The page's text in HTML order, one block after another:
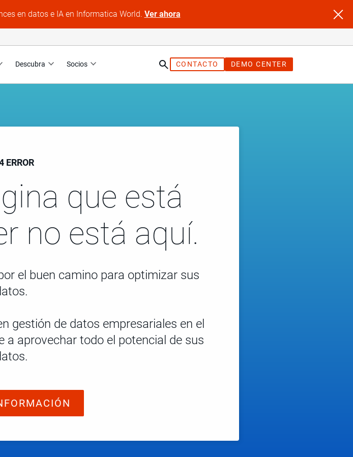
en datos e IA en Informatica World. Ver ahora
Descubra Socios CONTACTO DEMO CENTER
ERROR
que está
no está aquí.
el buen camino para optimizar sus
gestión de datos empresariales en el
a aprovechar todo el potencial de sus